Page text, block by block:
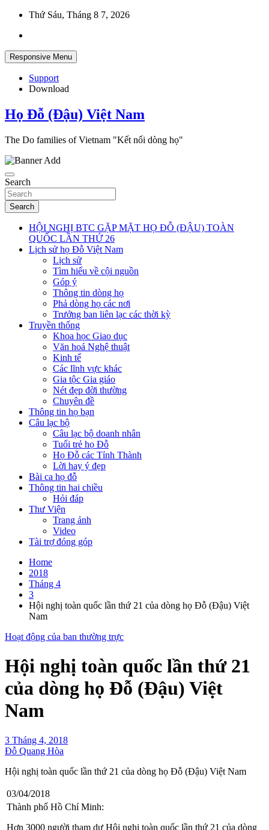
Skip
content
Thứ Sáu, Tháng 8 7, 2026
Responsive Menu
Support
Download
Họ Đỗ (Đậu) Việt Nam
The Do families of Vietnam "Kết nối dòng họ"
Search
Search
HỘI NGHỊ BTC GẶP MẶT HỌ ĐỖ (ĐẬU) TOÀN
QUỐC LẦN THỨ 26
Lịch sử họ Đỗ Việt Nam
Lịch sử
Tìm hiểu về cội nguồn
Góp ý
Thông tin dòng họ
Phả dòng họ các nơi
Trưởng ban liên lạc các thời kỳ
Truyền thống
Khoa học Giao dục
Văn hoá Nghệ thuật
Kinh tế
Các lĩnh vực khác
Gia tộc Gia giáo
Nét đẹp đời thường
Chuyên đề
Thông tin họ bạn
Câu lạc bộ
Câu lạc bộ doanh nhân
Tuổi trẻ họ Đỗ
Họ Đỗ các Tỉnh Thành
Lời hay ý đẹp
Bài ca họ đỗ
Thông tin hai chiều
Hỏi đáp
Thư Viện
Trang ảnh
Video
Tài trợ đóng góp
Home
2018
Tháng 4
3
Hội nghị toàn quốc lần thứ 21 của dòng họ Đỗ (Đậu) Việt
Nam
Hoạt động của ban thường trực
Hội nghị toàn quốc lần thứ 21
của dòng họ Đỗ (Đậu) Việt
Nam
3 Tháng 4, 2018
Đỗ Quang Hòa
Hội nghị toàn quốc lần thứ 21 của dòng họ Đỗ (Đậu) Việt Nam
03/04/2018
Thành phố Hồ Chí Minh:
Hơn 3000 người tham dự Hội nghị toàn quốc lần thứ 21 của dòng